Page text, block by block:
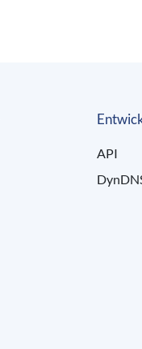
API